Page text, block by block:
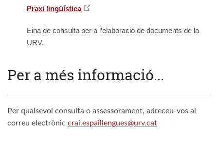
Praxi lingüística
Eina de consulta per a l’elaboració de documents de la
URV.
Per a més informació...
Per qualsevol consulta o assessorament, adreceu-vos al
correu electrònic crai.espaillengues@urv.cat